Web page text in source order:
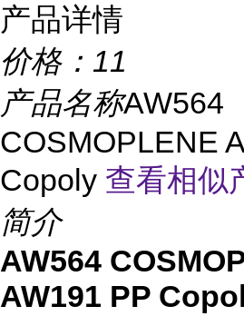
产品详情
价格： 11
产品名称AW564
COSMOPLENE
Copoly 查看相似
简介
AW564
AW191 PP